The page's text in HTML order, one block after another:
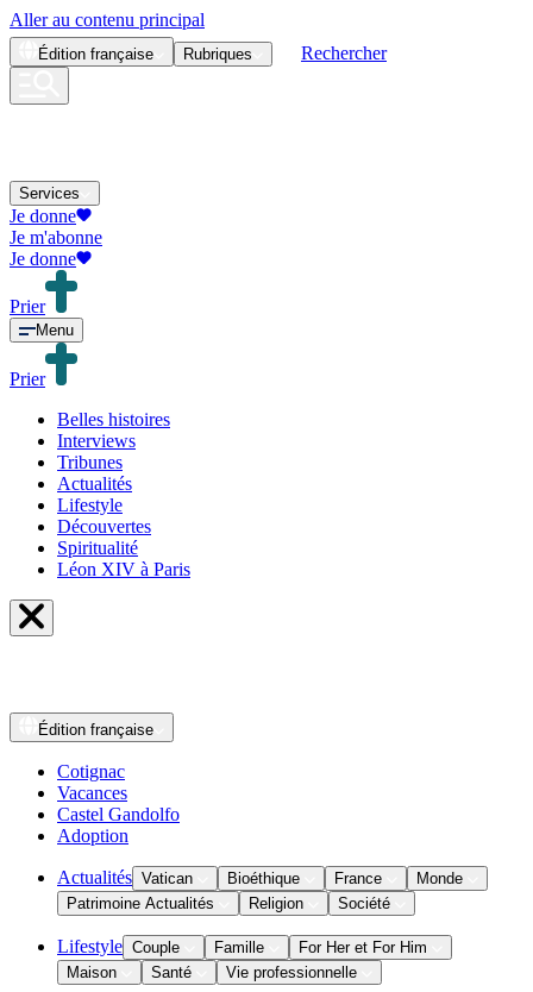
Aller au contenu principal
Édition française Rubriques Rechercher
Services
Je donne
Je m'abonne
Je donne
Prier
Menu
Prier
Belles histoires
Interviews
Tribunes
Actualités
Lifestyle
Découvertes
Spiritualité
Léon XIV à Paris
Édition française
Cotignac
Vacances
Castel Gandolfo
Adoption
Actualités Vatican Bioéthique France
Monde
Patrimoine Actualités
Religion Société
Lifestyle Couple Famille
For Her et For Him
Maison
Santé Vie professionnelle